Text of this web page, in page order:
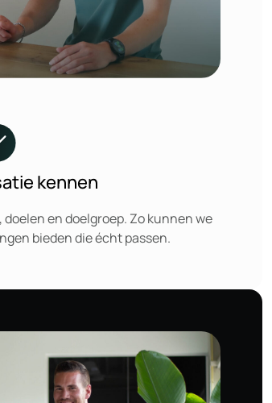
kennen
en doelgroep. Zo kunnen we
bieden die écht passen.